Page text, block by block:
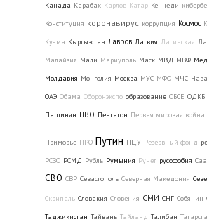
Канада Карабах Карлов Катар Кеннеди
Конституция коронавирус коррупция Космос
Кучма Кыргызстан Лавров Латвия Латинская
Малайзия Мали Мариуполь Маск МВД МВФ
Молдавия Монголия Москва МУС МФО МЧС
ОАЭ Обама Оборонэкспо образование ОБСЕ ОДКБ
Пашинян ПВО Пентагон Первая мировая война
Приморье ПРО Путин ПЦУ Резервный фонд
РСЗО РСМД Рубль Румыния Рунет русофобия
СВО СВР Севастополь Северная Македония
Скрипаль Словакия Словения СМИ СНГ Собянин
Таджикистан Тайвань Тайланд Талибан